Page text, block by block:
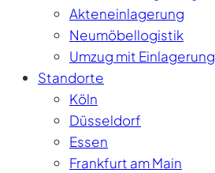
Akteneinlagerung
Neumöbellogistik
Umzug mit Einlagerung
Standorte
Köln
Düsseldorf
Essen
Frankfurt am Main